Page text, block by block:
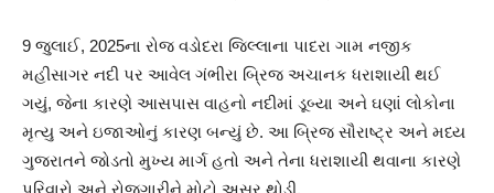
9 જુલાઈ, 2025ના રોજ વડોદરા જિલ્લાના પાદરા ગામ નજીક
મહીસાગર નદી પર આવેલ ગંભીરા બ્રિજ અચાનક ધરાશાયી થઈ
ગયું, જેના કારણે આસપાસ વાહનો નદીમાં ડૂબ્યા અને ઘણાં લોકોના
મૃત્યુ અને ઇજાઓનું કારણ બન્યું છે. આ બ્રિજ સૌરાષ્ટ્ર અને મધ્ય
ગુજરાતને જોડતો મુખ્ય માર્ગ હતો અને તેના ધરાશાયી થવાના કારણે